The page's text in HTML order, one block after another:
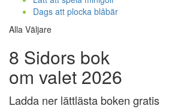
Dags att plocka blåbär
Alla Väljare
8 Sidors bok
om valet 2026
Ladda ner lättlästa boken gratis